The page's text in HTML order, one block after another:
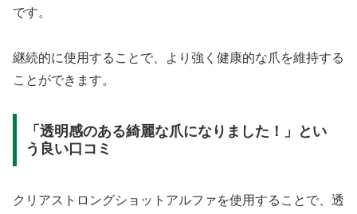
です。
継続的に使用することで、より強く健康的な爪を維持する
ことができます。
「透明感のある綺麗な爪になりました！」とい
う良い口コミ
クリアストロングショットアルファを使用することで、透